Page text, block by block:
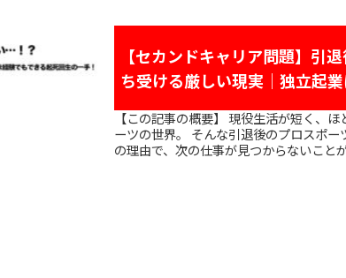
【セカンドキャリア問題】引
ち受ける厳しい現実｜独立起
【この記事の概要】 現役生活が短く、ほとんどの人が30〜40代で引退してしまうプロスポ
ーツの世界。 そんな引退後のプロスポ
の理由で、次の仕事が見つからないこと